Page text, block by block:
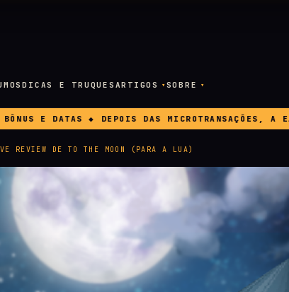
DICAS E TRUQUES ARTIGOS SOBRE
A EA APOSTA AGORA EM
REVIEW DE TO THE MOON (PARA A LUA)